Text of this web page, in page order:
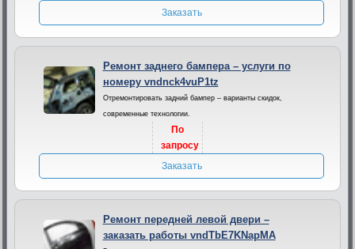
Заказать
Ремонт заднего бампера – услуги по
номеру vndnck4vuP1tz
Отремонтировать задний бампер – варианты скидок,
современные технологии.
По
запросу
Заказать
Ремонт передней левой двери –
заказать работы vndTbE7KNapMA